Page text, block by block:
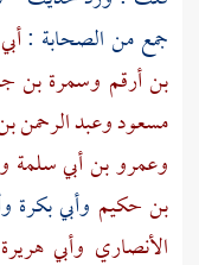
جمع من الصحابة :
بن أرقم وسمرة بن
مسعودوعبد الرحمن
وعمرو بن أبي سلمة
بن حكيم وأبي بكرة
الأنصاري وأبي هريرة